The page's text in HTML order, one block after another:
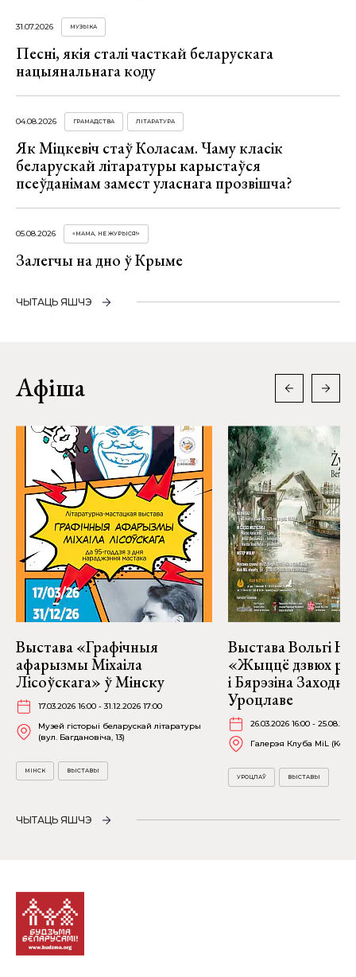
31.07.2026 МУЗЫКА
Песні, якія сталі часткай беларускага
нацыянальнага коду
04.08.2026 ГРАМАДСТВА ЛІТАРАТУРА
Як Міцкевіч стаў Коласам. Чаму класік
беларускай літаратуры карыстаўся
псеўданімам замест уласнага прозвішча?
05.08.2026 «МАМА, НЕ ЖУРЫСЯ!»
Залегчы на дно ў Крыме
ЧЫТАЦЬ ЯШЧЭ
Афіша
Выстава «Графічныя
афарызмы Міхаіла
Лісоўскага» ў Мінску
17.03.2026 16:00 - 31.12.2026 17:00
Музей гісторыі беларускай літаратуры
(вул. Багдановіча, 13)
МІНСК ВЫСТАВЫ
Выстава Вольгі
«Жыццё дзвюх
і Бярэзіна
Уроцлаве
26.03.2026 16:00 -
Галерэя Клуба MiL
УРОЦЛАЎ ВЫСТАВЫ
ЧЫТАЦЬ ЯШЧЭ